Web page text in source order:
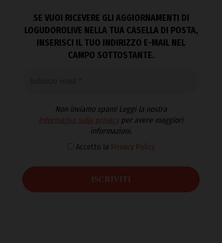
SE VUOI RICEVERE GLI AGGIORNAMENTI DI
LOGUDOROLIVE NELLA TUA CASELLA DI POSTA,
INSERISCI IL TUO INDIRIZZO E-MAIL NEL
CAMPO SOTTOSTANTE.
Non inviamo spam! Leggi la nostra
Informativa sulla privacyper avere maggiori
informazioni.
Accetto la Privacy Policy